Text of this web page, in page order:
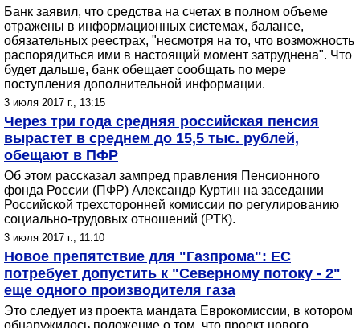
Банк заявил, что средства на счетах в полном объеме
отражены в информационных системах, балансе,
обязательных реестрах, "несмотря на то, что возможность
распорядиться ими в настоящий момент затруднена". Что
будет дальше, банк обещает сообщать по мере
поступления дополнительной информации.
3 июля 2017 г., 13:15
Через три года средняя российская пенсия
вырастет в среднем до 15,5 тыс. рублей,
обещают в ПФР
Об этом рассказал зампред правления Пенсионного
фонда России (ПФР) Александр Куртин на заседании
Российской трехсторонней комиссии по регулированию
социально-трудовых отношений (РТК).
3 июля 2017 г., 11:10
Новое препятствие для "Газпрома": ЕС
потребует допустить к "Северному потоку - 2"
еще одного производителя газа
Это следует из проекта мандата Еврокомиссии, в котором
обнаружилось положение о том, что проект нового